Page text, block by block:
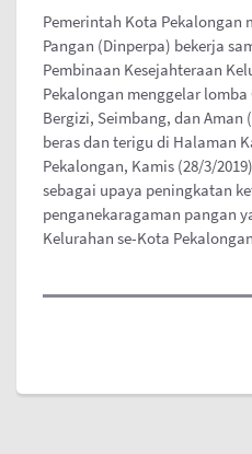
Pemerintah Kota Pekalongan
Pangan (Dinperpa) bekerja
Pembinaan Kesejahteraan
Pekalongan menggelar
Bergizi, Seimbang, dan Aman
beras dan terigu di Halaman
Pekalongan, Kamis (28/3/
sebagai upaya peningkatan
penganekaragaman pangan
Kelurahan se-Kota